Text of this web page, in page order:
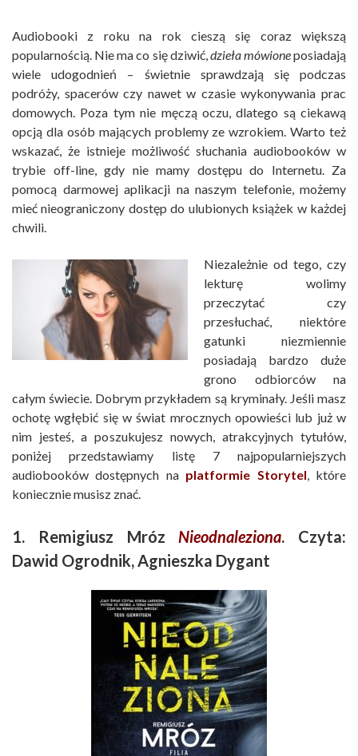
Audiobooki z roku na rok cieszą się coraz większą
popularnością. Nie ma co się dziwić,dzieła mówioneposiadają
wiele udogodnień – świetnie sprawdzają się podczas
podróży, spacerów czy nawet w czasie wykonywania prac
domowych. Poza tym nie męczą oczu, dlatego są ciekawą
opcją dla osób mających problemy ze wzrokiem. Warto też
wskazać, że istnieje możliwość słuchania audiobooków w
trybie off-line, gdy nie mamy dostępu do Internetu. Za
pomocą darmowej aplikacji na naszym telefonie, możemy
mieć nieograniczony dostęp do ulubionych książek w każdej
chwili.
Niezależnie od tego, czy
lekturę wolimy
przeczytać czy
przesłuchać, niektóre
gatunki niezmiennie
posiadają bardzo duże
grono odbiorców na
całym świecie. Dobrym przykładem są kryminały. Jeśli masz
ochotę wgłębić się w świat mrocznych opowieści lub już w
nim jesteś, a poszukujesz nowych, atrakcyjnych tytułów,
poniżej przedstawiamy listę 7 najpopularniejszych
audiobooków dostępnych na platformie Storytel, które
koniecznie musisz znać.
1. Remigiusz MrózNieodnaleziona. Czyta:
Dawid Ogrodnik, Agnieszka Dygant